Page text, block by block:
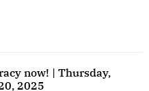
now! | Thursday,
2025